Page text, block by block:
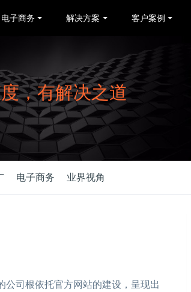
电子商务 解决方案 客户案例
，有解决之道
电子商务 业界视角
司根依托官方网站的建设，呈现出